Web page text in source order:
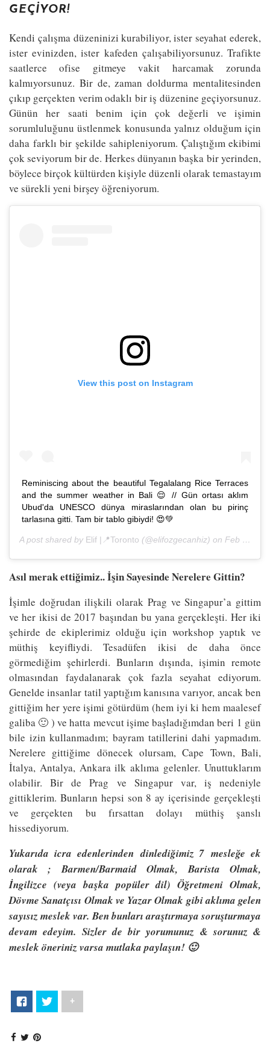
GEÇIYOR!
Kendi çalışma düzeninizi kurabiliyor, ister seyahat ederek,
ister evinizden, ister kafeden çalışabiliyorsunuz. Trafikte
saatlerce ofise gitmeye vakit harcamak zorunda
kalmıyorsunuz. Bir de, zaman doldurma mentalitesinden
çıkıp gerçekten verim odaklı bir iş düzenine geçiyorsunuz.
Günün her saati benim için çok değerli ve işimin
sorumluluğunu üstlenmek konusunda yalnız olduğum için
daha farklı bir şekilde sahipleniyorum. Çalıştığım ekibimi
çok seviyorum bir de. Herkes dünyanın başka bir yerinden,
böylece birçok kültürden kişiyle düzenli olarak temastayım
ve sürekli yeni birşey öğreniyorum.
View this post on Instagram
Reminiscing about the beautiful Tegalalang Rice Terraces
and the summer weather in Bali 😌 // Gün ortası aklım
Ubud'da UNESCO dünya miraslarından olan bu pirinç
tarlasına gitti. Tam bir tablo gibiydi! 😍💚
A post shared by Elif |📍Toronto (@elifozgecanhiz) on Feb 21, 2017 at 1:52am PST
Asıl merak ettiğimiz.. İşin Sayesinde Nerelere Gittin?
İşimle doğrudan ilişkili olarak Prag ve Singapur’a gittim
ve her ikisi de 2017 başından bu yana gerçekleşti. Her iki
şehirde de ekiplerimiz olduğu için workshop yaptık ve
müthiş keyifliydi. Tesadüfen ikisi de daha önce
görmediğim şehirlerdi. Bunların dışında, işimin remote
olmasından faydalanarak çok fazla seyahat ediyorum.
Genelde insanlar tatil yaptığım kanısına varıyor, ancak ben
gittiğim her yere işimi götürdüm (hem iyi ki hem maalesef
galiba 🙂 ) ve hatta mevcut işime başladığımdan beri 1 gün
bile izin kullanmadım; bayram tatillerini dahi yapmadım.
Nerelere gittiğime dönecek olursam, Cape Town, Bali,
İtalya, Antalya, Ankara ilk aklıma gelenler. Unuttuklarım
olabilir. Bir de Prag ve Singapur var, iş nedeniyle
gittiklerim. Bunların hepsi son 8 ay içerisinde gerçekleşti
ve gerçekten bu fırsattan dolayı müthiş şanslı
hissediyorum.
Yukarıda icra edenlerinden dinlediğimiz 7 mesleğe ek
olarak ; Barmen/Barmaid Olmak, Barista Olmak,
İngilizce (veya başka popüler dil) Öğretmeni Olmak,
Dövme Sanatçısı Olmak ve Yazar Olmak gibi aklıma gelen
sayısız meslek var. Ben bunları araştırmaya soruşturmaya
devam edeyim. Sizler de bir yorumunuz & sorunuz &
meslek öneriniz varsa mutlaka paylaşın! 🙂
+